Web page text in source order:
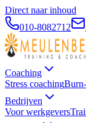
Direct naar inhoud
010-8082712
Coaching
Stress coaching
Bedrijven
Voor werkgevers